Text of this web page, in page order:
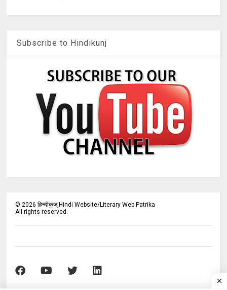
Subscribe to Hindikunj
©2026 हिन्दीकुंज,Hindi Website/Literary Web Patrika
All rights reserved.